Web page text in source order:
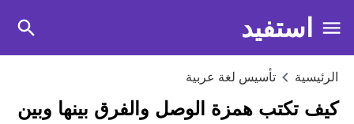
استفيد
الرئيسية تأسيس لغة عربية
كيف تكتب همزة الوصل والفرق بينها وبين